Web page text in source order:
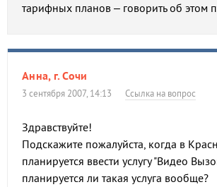
тарифных планов – говорить об этом
Анна, г. Сочи
3 сентября 2007, 14:13 Ссылка на вопрос
Здравствуйте!
Подскажите пожалуйста, когда в
планируется ввести услугу "Видео
планируется ли такая услуга вообще?